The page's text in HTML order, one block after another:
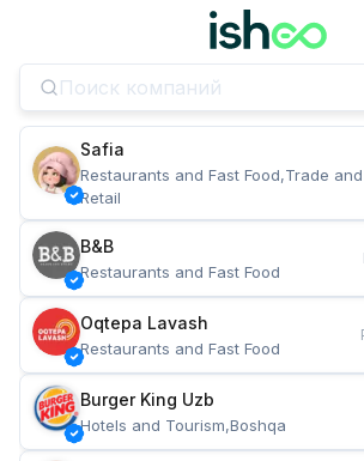
Safia
Restaurants and Fast Food,Trade and
Retail
B&B
Restaurants and Fast Food
Oqtepa Lavash
Restaurants and Fast Food
Burger King Uzb
Hotels and Tourism,Boshqa